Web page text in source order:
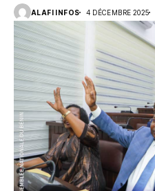
ALAFI INFOS 4 DÉCEMBRE 2025